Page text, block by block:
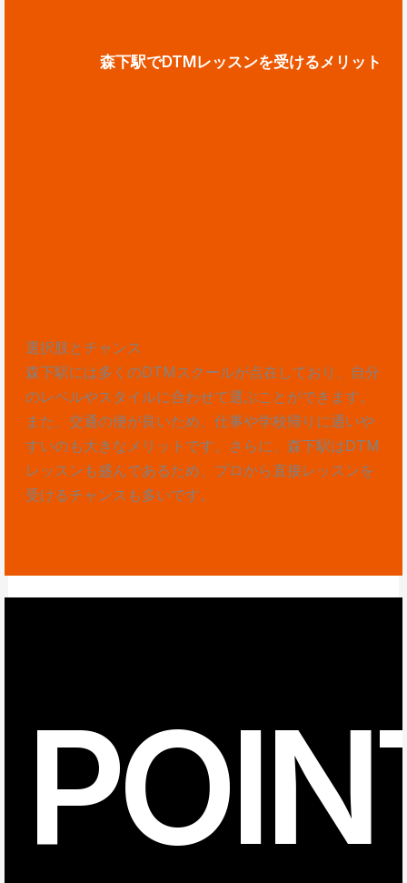
森下駅でDTMレッスンを受けるメリット
選択肢とチャンス
森下駅には多くのDTMスクールが点在しており、自分
のレベルやスタイルに合わせて選ぶことができます。
また、交通の便が良いため、仕事や学校帰りに通いや
すいのも大きなメリットです。さらに、森下駅はDTM
レッスンも盛んであるため、プロから直接レッスンを
受けるチャンスも多いです。